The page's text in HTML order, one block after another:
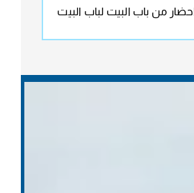
من باب البيت لباب البيت